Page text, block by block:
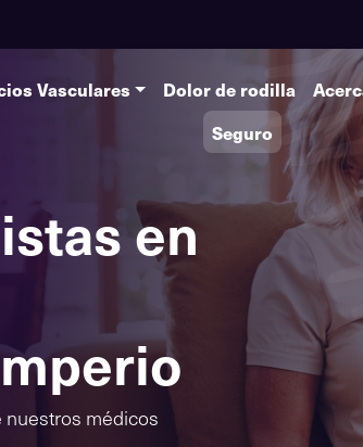
Vasculares Dolor de rodilla
Seguro
en
nuestros médicos